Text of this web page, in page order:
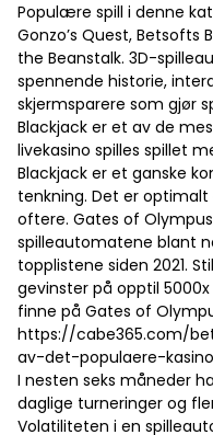
Populære spill i denne
Gonzo’s Quest, Betsofts
the Beanstalk. 3D-
spennende historie,
skjermsparere som gjør
Blackjack er et av de
livekasino spilles spillet
Blackjack er et ganske
tenkning. Det er
oftere. Gates of
spilleautomatene blant
topplistene siden 2021.
gevinster på opptil
finne på Gates of
https://cabe365.com/
av-det-populaere-
I nesten seks måneder
daglige turneringer og
Volatiliteten i en